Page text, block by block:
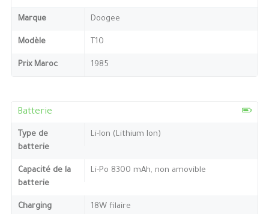
Marque Doogee
Modèle T10
Prix Maroc 1985
Batterie
Type de
batterie
Li-Ion (Lithium Ion)
Capacité de la
batterie
Li-Po 8300 mAh, non amovible
Charging 18W filaire